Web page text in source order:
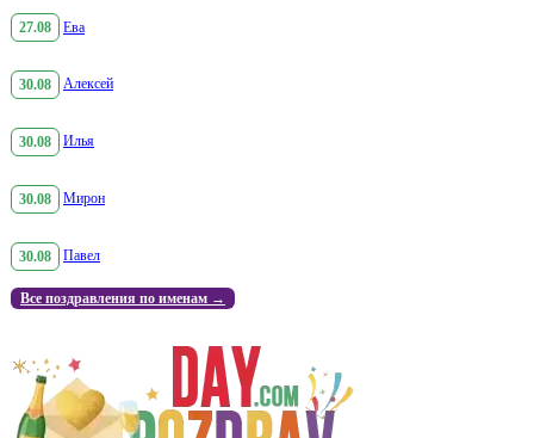
27.08 Ева
30.08 Алексей
30.08 Илья
30.08 Мирон
30.08 Павел
Все поздравления по именам →